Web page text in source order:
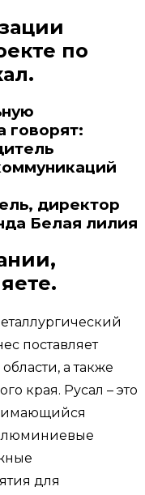
по
говорят:
директор
Белая лилия
поставляет
а также
края. Русал – это
для